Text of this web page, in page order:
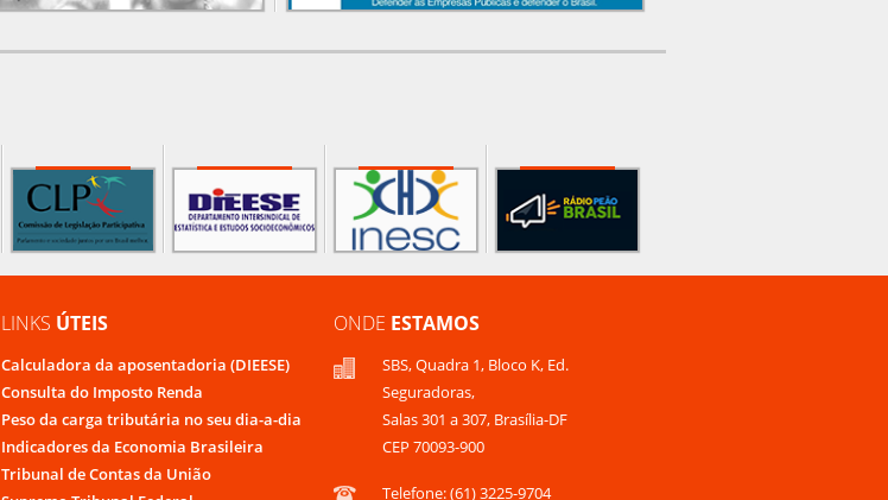
LINKS ÚTEIS
Calculadora da aposentadoria (DIEESE)
Consulta do Imposto Renda
Peso da carga tributária no seu dia-a-dia
Indicadores da Economia Brasileira
Tribunal de Contas da União
ONDE ESTAMOS
SBS, Quadra 1, Bloco K, Ed.
Seguradoras,
Salas 301 a 307, Brasília-DF
CEP 70093-900
Telefone: (61) 3225-9704